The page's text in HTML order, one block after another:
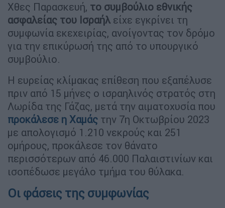
Χθες Παρασκευή, το συμβούλιο εθνικής
ασφαλείας του Ισραήλ είχε εγκρίνει τη
συμφωνία εκεχειρίας, ανοίγοντας τον δρόμο
για την επικύρωσή της από το υπουργικό
συμβούλιο.
Η ευρείας κλίμακας επίθεση που εξαπέλυσε
πριν από 15 μήνες ο ισραηλινός στρατός στη
Λωρίδα της Γάζας, μετά την αιματοχυσία που
προκάλεσε η Χαμάς την 7η Οκτωβρίου 2023
με απολογισμό 1.210 νεκρούς και 251
ομήρους, προκάλεσε τον θάνατο
περισσότερων από 46.000 Παλαιστινίων και
ισοπέδωσε μεγάλο τμήμα του θύλακα.
Οι φάσεις της συμφωνίας